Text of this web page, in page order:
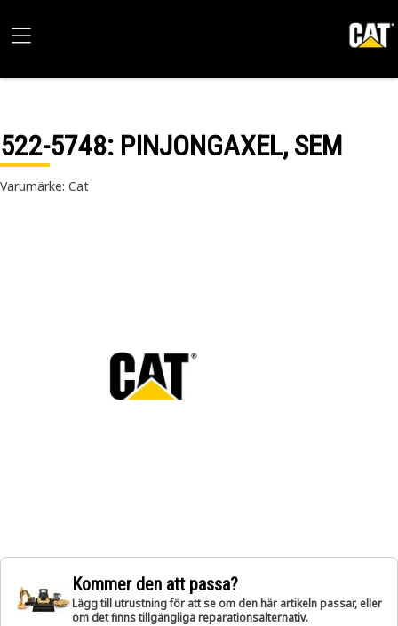
522-5748: PINJONGAXEL, SEM
Varumärke: Cat
Kommer den att passa?
Lägg till utrustning för att se om den här artikeln passar, eller
om det finns tillgängliga reparationsalternativ.